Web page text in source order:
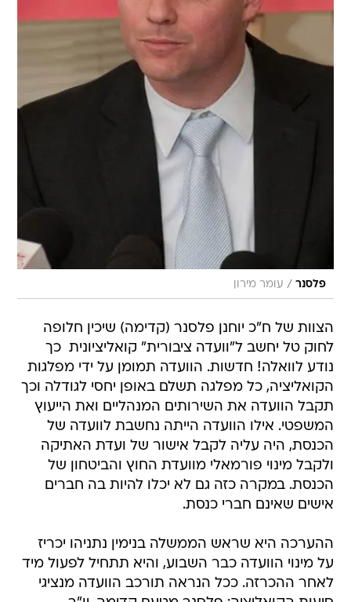
עומר מירון
הצוות של ח"כ יוחנן פלסנר (קדימה) שיכין חלופה
נודע לוואלה! חדשות. הוועדה תמומן על ידי מפלגות
הקואליציה, כל מפלגה תשלם באופן יחסי לגודלה וכך
תקבל הוועדה את השירותים המנהליים ואת הייעוץ
המשפטי. אילו הוועדה הייתה נחשבת לוועדה של
הכנסת, היה עליה לקבל אישור של ועדת האתיקה
ולקבל מינוי פורמאלי מוועדת החוץ והביטחון של
הכנסת. במקרה כזה גם לא יכלו להיות בה חברים
אישים שאינם חברי כנסת.
ההערכה היא שראש הממשלה בנימין נתניהו יכריז
לאחר ההכרזה. ככל הנראה תורכב הוועדה מנציגי
סיעות הקואליציה: פלסנר מטעם קדימה, יו"ר
הקואליציה ח"כ זאב אלקין מטעם הליכוד, יו"ר ועדת